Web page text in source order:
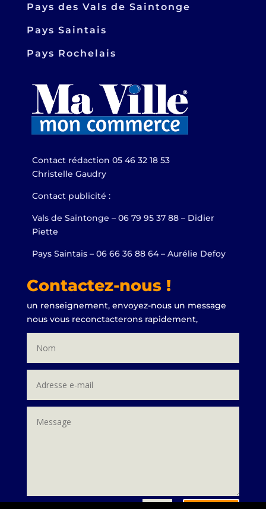
Pays des Vals de Saintonge
Pays Saintais
Pays Rochelais
Contact rédaction 05 46 32 18 53
Christelle Gaudry
Contact publicité :
Vals de Saintonge – 06 79 95 37 88 – Didier
Piette
Pays Saintais – 06 66 36 88 64 – Aurélie Defoy
Contactez-nous !
un renseignement, envoyez-nous un message
nous vous reconctacterons rapidement,